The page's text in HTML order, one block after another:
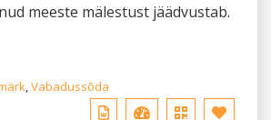
meeste mälestust jäädvustab.
Vabadussõda